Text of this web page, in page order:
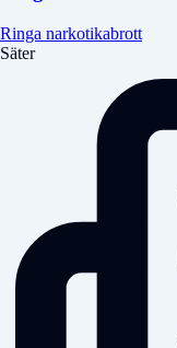
Ringa narkotikabrott
Säter